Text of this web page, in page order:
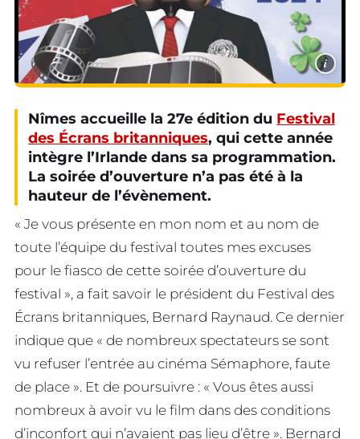
i
Nîmes accueille la 27e édition du Festival
des Écrans britanniques, qui cette année
intègre l’Irlande dans sa programmation.
La soirée d’ouverture n’a pas été à la
hauteur de l’évènement.
« Je vous présente en mon nom et au nom de
toute l’équipe du festival toutes mes excuses
pour le fiasco de cette soirée d’ouverture du
festival », a fait savoir le président du Festival des
Écrans britanniques, Bernard Raynaud. Ce dernier
indique que « de nombreux spectateurs se sont
vu refuser l’entrée au cinéma Sémaphore, faute
de place ». Et de poursuivre : « Vous êtes aussi
nombreux à avoir vu le film dans des conditions
d’inconfort qui n’avaient pas lieu d’être ». Bernard